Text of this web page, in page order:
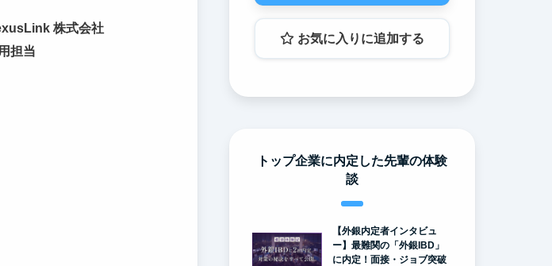
株式会社
担当
お気に入りに追加する
トップ企業に内定した先輩の体験
談
【外銀内定者インタビュ
ー】最難関の「外銀IBD」
に内定！面接・ジョブ突破